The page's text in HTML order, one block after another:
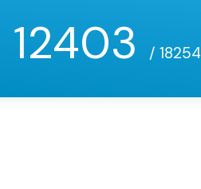
12403 / 18254